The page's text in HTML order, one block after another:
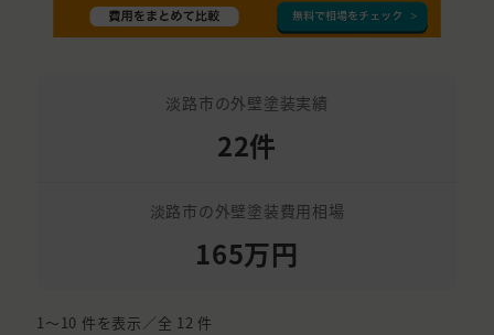
淡路市の外壁塗装実績
22件
淡路市の外壁塗装費用相場
165万円
1〜10 件を表示／全 12 件